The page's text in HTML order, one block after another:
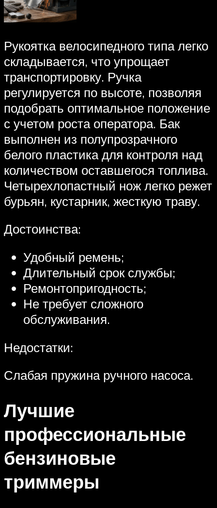
Рукоятка велосипедного типа легко
складывается, что упрощает
транспортировку. Ручка
регулируется по высоте, позволяя
подобрать оптимальное положение
с учетом роста оператора. Бак
выполнен из полупрозрачного
белого пластика для контроля над
количеством оставшегося топлива.
Четырехлопастный нож легко режет
бурьян, кустарник, жесткую траву.
Достоинства:
Удобный ремень;
Длительный срок службы;
Ремонтопригодность;
Не требует сложного
обслуживания.
Недостатки:
Слабая пружина ручного насоса.
Лучшие
профессиональные
бензиновые
триммеры